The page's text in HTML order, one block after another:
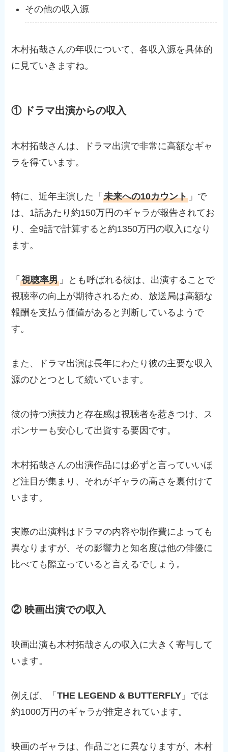
その他の収入源
木村拓哉さんの年収について、各収入源を具体的
に見ていきますね。
① ドラマ出演からの収入
木村拓哉さんは、ドラマ出演で非常に高額なギャ
ラを得ています。
特に、近年主演した「未来への10カウント 」で
は、1話あたり約150万円のギャラが報告されてお
り、全9話で計算すると約1350万円の収入になり
ます。
「視聴率男 」とも呼ばれる彼は、出演することで
視聴率の向上が期待されるため、放送局は高額な
報酬を支払う価値があると判断しているようで
す。
また、ドラマ出演は長年にわたり彼の主要な収入
源のひとつとして続いています。
彼の持つ演技力と存在感は視聴者を惹きつけ、ス
ポンサーも安心して出資する要因です。
木村拓哉さんの出演作品には必ずと言っていいほ
ど注目が集まり、それがギャラの高さを裏付けて
います。
実際の出演料はドラマの内容や制作費によっても
異なりますが、その影響力と知名度は他の俳優に
比べても際立っていると言えるでしょう。
② 映画出演での収入
映画出演も木村拓哉さんの収入に大きく寄与して
います。
例えば、「THE LEGEND & BUTTERFLY 」では
約1000万円のギャラが推定されています。
映画のギャラは、作品ごとに異なりますが、木村